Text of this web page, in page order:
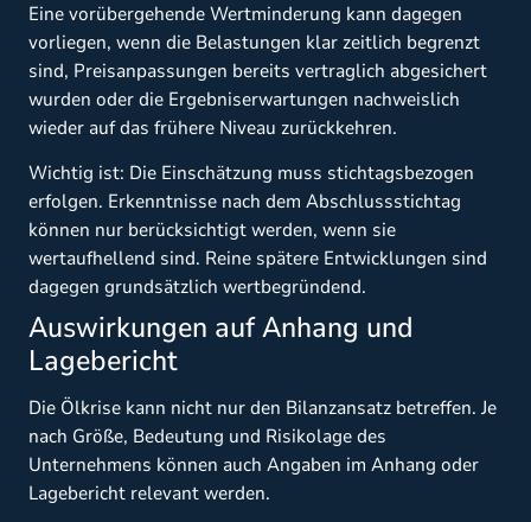
Eine vorübergehende Wertminderung kann dagegen
vorliegen, wenn die Belastungen klar zeitlich begrenzt
sind, Preisanpassungen bereits vertraglich abgesichert
wurden oder die Ergebniserwartungen nachweislich
wieder auf das frühere Niveau zurückkehren.
Wichtig ist: Die Einschätzung muss stichtagsbezogen
erfolgen. Erkenntnisse nach dem Abschlussstichtag
können nur berücksichtigt werden, wenn sie
wertaufhellend sind. Reine spätere Entwicklungen sind
dagegen grundsätzlich wertbegründend.
Auswirkungen auf Anhang und
Lagebericht
Die Ölkrise kann nicht nur den Bilanzansatz betreffen. Je
nach Größe, Bedeutung und Risikolage des
Unternehmens können auch Angaben im Anhang oder
Lagebericht relevant werden.